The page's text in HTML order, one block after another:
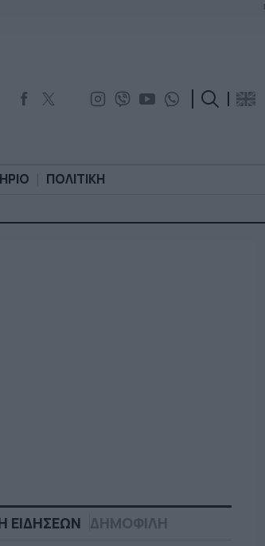
ΠΟΛΙΤΙΚΗ
ΕΙΔΗΣΕΩΝ ΔΗΜΟΦΙΛΗ